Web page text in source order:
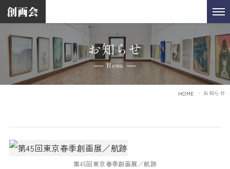
お知らせ
News
HOME お知らせ
第45回東京春季創画展／航跡